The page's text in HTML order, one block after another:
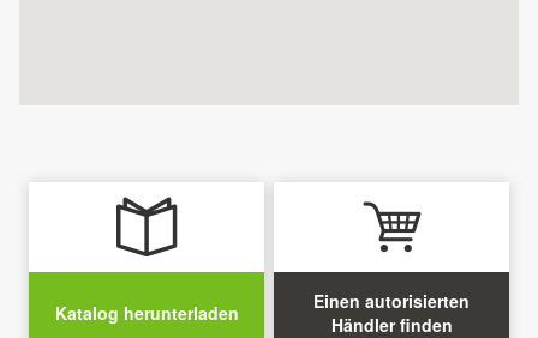
Katalog herunterladen
Einen autorisierten
Händler finden